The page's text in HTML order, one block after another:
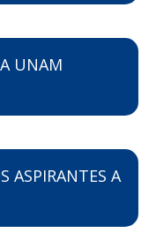
UNAM
ASPIRANTES A